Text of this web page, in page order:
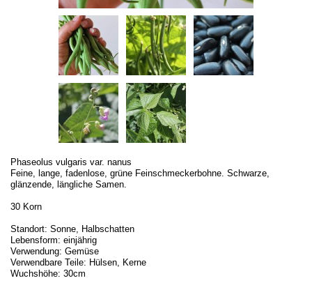
Phaseolus vulgaris var. nanus
Feine, lange, fadenlose, grüne Feinschmeckerbohne. Schwarze,
glänzende, längliche Samen.
30 Korn
Standort: Sonne, Halbschatten
Lebensform: einjährig
Verwendung: Gemüse
Verwendbare Teile: Hülsen, Kerne
Wuchshöhe: 30cm